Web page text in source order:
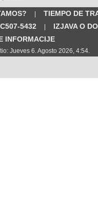
|
TIEMPO DE
5432 |
IZJAVA O
INFORMACIJE
Jueves 6. Agosto 2026, 4:54.